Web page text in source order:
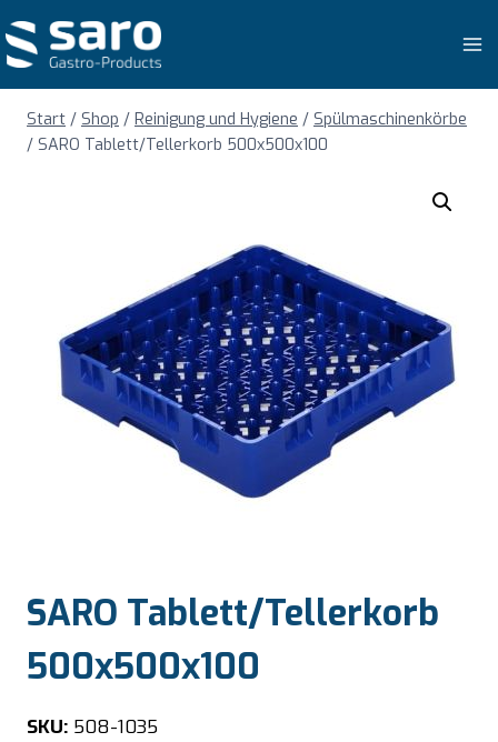
Inhalt
springen
Start / Shop / Reinigung und Hygiene / Spülmaschinenkörbe
/ SARO Tablett/Tellerkorb 500x500x100
SARO Tablett/Tellerkorb
500x500x100
SKU: 508-1035